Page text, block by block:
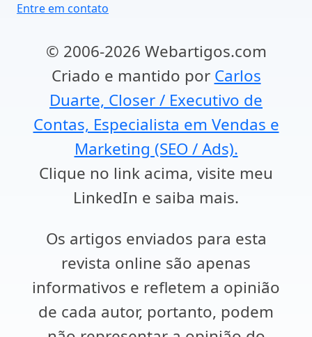
Entre em contato
© 2006-2026 Webartigos.com
Criado e mantido por Carlos
Duarte, Closer / Executivo de
Contas, Especialista em Vendas e
Marketing (SEO / Ads).
Clique no link acima, visite meu
LinkedIn e saiba mais.
Os artigos enviados para esta
revista online são apenas
informativos e refletem a opinião
de cada autor, portanto, podem